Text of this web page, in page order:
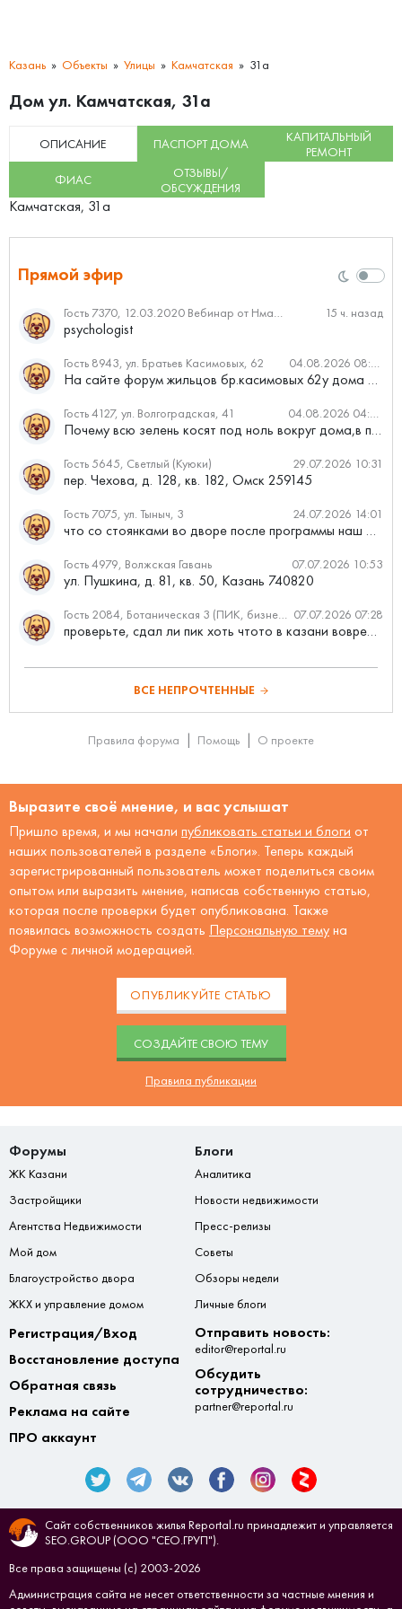
Казань Объекты Улицы Камчатская 31а
Дом ул. Камчатская, 31а
ОПИСАНИЕ ПАСПОРТ ДОМА
КАПИТАЛЬНЫЙ
РЕМОНТ
ФИАС
ОТЗЫВЫ/
ОБСУЖДЕНИЯ
Камчатская, 31а
Прямой эфир
Гость 7370, 12.03.2020 Вебинар от Нмаркет.ПРО: «Актуальное об ипотеке: что нужно знать» 15 ч. назад
psychologist
Гость 8943, ул. Братьев Касимовых, 62 04.08.2026 08:34
На сайте форум жильцов бр.касимовых 62у дома растут красивые...
Гость 4127, ул. Волгоградская, 41 04.08.2026 04:46
Почему всю зелень косят под ноль вокруг дома,в полисадниках....
Гость 5645, Светлый (Куюки) 29.07.2026 10:31
пер. Чехова, д. 128, кв. 182, Омск 259145
Гость 7075, ул. Тыныч, 3 24.07.2026 14:01
что со стоянками во дворе после программы наш двор
Гость 4979, Волжская Гавань 07.07.2026 10:53
ул. Пушкина, д. 81, кв. 50, Казань 740820
Гость 2084, Ботаническая 3 (ПИК, бизнес-класс) 07.07.2026 07:28
проверьте, сдал ли пик хоть чтото в казани вовремя?
ВСЕ НЕПРОЧТЕННЫЕ
Правила форума Помощь О проекте
Выразите своё мнение, и вас услышат
Пришло время, и мы начали публиковать статьи и блоги от
наших пользователей в разделе «Блоги». Теперь каждый
зарегистрированный пользователь может поделиться своим
опытом или выразить мнение, написав собственную статью,
которая после проверки будет опубликована. Также
появилась возможность создать Персональную тему на
Форуме с личной модерацией.
ОПУБЛИКУЙТЕ СТАТЬЮ
CОЗДАЙТЕ СВОЮ ТЕМУ
Правила публикации
Форумы
ЖК Казани
Застройщики
Агентства Недвижимости
Мой дом
Благоустройство двора
ЖКХ и управление домом
Блоги
Аналитика
Новости недвижимости
Пресс-релизы
Советы
Обзоры недели
Личные блоги
Регистрация/Вход
Восстановление доступа
Обратная связь
Реклама на сайте
ПРО аккаунт
Отправить новость:
editor@reportal.ru
Обсудить
сотрудничество:
partner@reportal.ru
Сайт собственников жилья Reportal.ru принадлежит и управляется
SEO.GROUP (ООО "СЕО.ГРУП").
Все права защищены (с) 2003-2026
Администрация сайта не несет ответственности за частные мнения и